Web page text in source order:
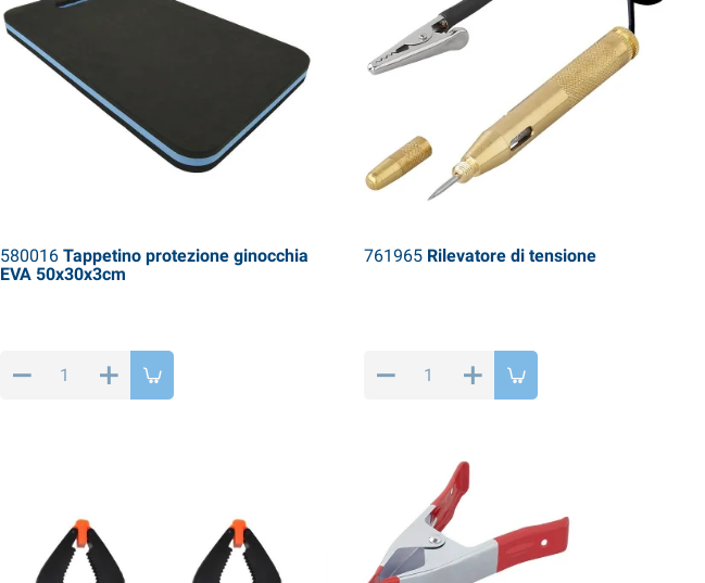
580016Tappetino protezione ginocchia
EVA 50x30x3cm
761965Rilevatore di tensione